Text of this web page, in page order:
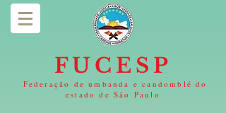
FUCESP
Federação de umbanda e candomblé do
estado de São Paulo